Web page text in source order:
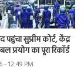
पहुंचा सुप्रीम कोर्ट, केंद्र
प्रयोग का पूरा रिकॉर्ड
12:49 PM